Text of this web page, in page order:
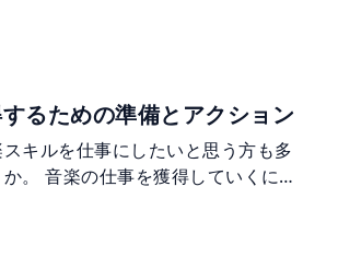
インでも制作を完結することが可
業者の方はもちろん、これからプ
す方も、他の人はどのように仕事
のようなキャリアを積んできたの
はないでしょうか。
るための準備とアクション
キルを仕事にしたいと思う方も多
。 音楽の仕事を獲得していくには
また、チャンスを広げるためには